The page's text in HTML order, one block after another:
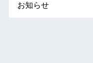
お知らせ